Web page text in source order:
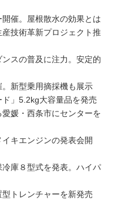
催。屋根散水の効果とは
技術革新プロジェクト推
スの普及に注力。安定的
新型乗用摘採機も展示
」5.2kg大容量品を発売
媛・西条市にセンターを
キエンジンの発表会開
庫８型式を発表。ハイパ
トレンチャーを新発売